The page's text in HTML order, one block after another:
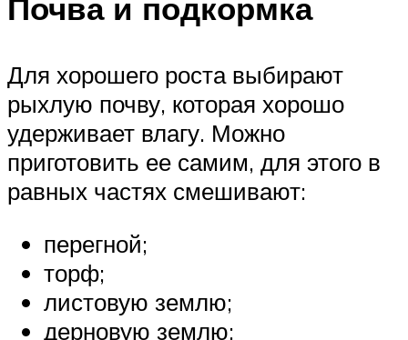
Почва и подкормка
Для хорошего роста выбирают
рыхлую почву, которая хорошо
удерживает влагу. Можно
приготовить ее самим, для этого в
равных частях смешивают:
перегной;
торф;
листовую землю;
дерновую землю;